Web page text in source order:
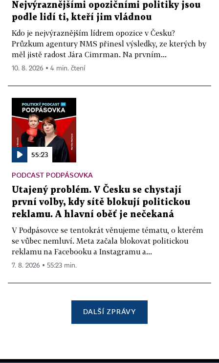
Nejvýraznějšími opozičními politiky jsou
podle lidí ti, kteří jim vládnou
Kdo je nejvýraznějším lídrem opozice v Česku?
Průzkum agentury NMS přinesl výsledky, ze kterých by
měl jistě radost Jára Cimrman. Na prvním...
10. 8. 2026 ▪ 4 min. čtení
55:23
PODCAST PODPÁSOVKA
Utajený problém. V Česku se chystají
první volby, kdy sítě blokují politickou
reklamu. A hlavní oběť je nečekaná
V Podpásovce se tentokrát věnujeme tématu, o kterém
se vůbec nemluví. Meta začala blokovat politickou
reklamu na Facebooku a Instagramu a...
7. 8. 2026 ▪ 55:23 min.
DALŠÍ ZPRÁVY